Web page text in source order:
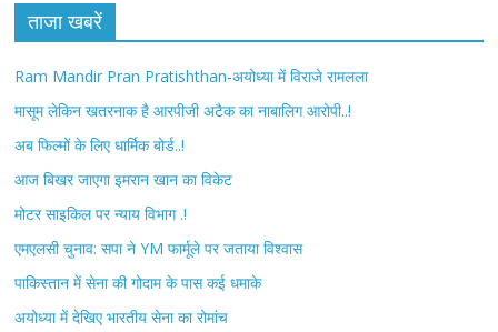
c
b
o
o
t
e
r
ताजा खबरें
Ram Mandir Pran Pratishthan-अयोध्या में विराजे रामलला
मासूम लेकिन खतरनाक है आरपीजी अटैक का नाबालिग आरोपी..!
अब फिल्मों के लिए धार्मिक बोर्ड..!
आज बिखर जाएगा इमरान खान का विकेट
मोटर साइकिल पर न्याय विभाग .!
एमएलसी चुनाव: सपा ने YM फार्मूले पर जताया विश्वास
पाकिस्तान में सेना की गोदाम के पास कई धमाके
अयोध्या में देखिए भारतीय सेना का रोमांच